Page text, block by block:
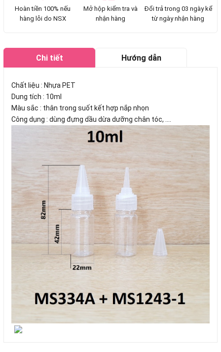
Hoàn tiền 100% nếu
hàng lỗi do NSX
Mở hộp kiểm tra và
nhận hàng
Đổi trả trong 03 ngày kể
từ ngày nhận hàng
Chi tiết Hướng dẫn
Chất liệu : Nhựa PET
Dung tích : 10ml
Màu sắc : thân trong suốt kết hợp nắp nhọn
Công dụng : dùng đựng dầu dừa dưỡng chân tóc, ....